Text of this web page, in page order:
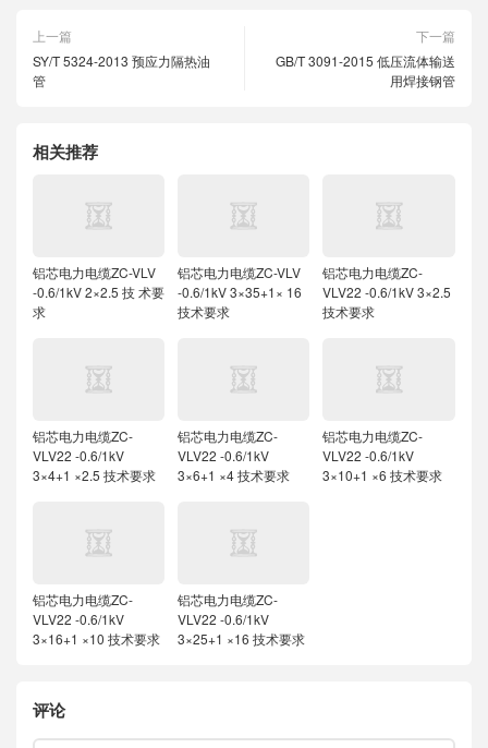
上一篇
SY/T 5324-2013 预应力隔热油
管
下一篇
GB/T 3091-2015 低压流体输送
用焊接钢管
相关推荐
铝芯电力电缆ZC-VLV
-0.6/1kV 2×2.5 技 术要
求
铝芯电力电缆ZC-VLV
-0.6/1kV 3×35+1× 16
技术要求
铝芯电力电缆ZC-
VLV22 -0.6/1kV 3×2.5
技术要求
铝芯电力电缆ZC-
VLV22 -0.6/1kV
3×4+1 ×2.5 技术要求
铝芯电力电缆ZC-
VLV22 -0.6/1kV
3×6+1 ×4 技术要求
铝芯电力电缆ZC-
VLV22 -0.6/1kV
3×10+1 ×6 技术要求
铝芯电力电缆ZC-
VLV22 -0.6/1kV
3×16+1 ×10 技术要求
铝芯电力电缆ZC-
VLV22 -0.6/1kV
3×25+1 ×16 技术要求
评论